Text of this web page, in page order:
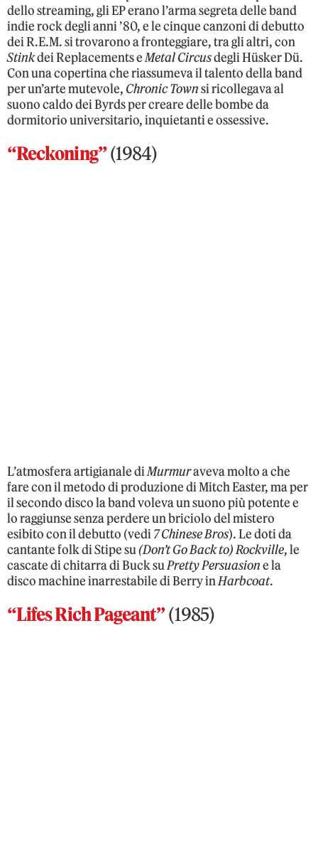
dello streaming, gli EP erano l’arma segreta delle band
indie rock degli anni ’80, e le cinque canzoni di debutto
dei R.E.M. si trovarono a fronteggiare, tra gli altri, con
Stinkdei Replacements eMetal Circusdegli Hüsker Dü.
Con una copertina che riassumeva il talento della band
per un’arte mutevole, Chronic Townsi ricollegava al
suono caldo dei Byrds per creare delle bombe da
dormitorio universitario, inquietanti e ossessive.
“Reckoning”(1984)
L’atmosfera artigianale diMurmuraveva molto a che
fare con il metodo di produzione di Mitch Easter, ma per
il secondo disco la band voleva un suono più potente e
lo raggiunse senza perdere un briciolo del mistero
esibito con il debutto (vedi7 Chinese Bros). Le doti da
cantante folk di Stipe su(Don’t Go Back to) Rockville, le
cascate di chitarra di Buck suPretty Persuasione la
disco machine inarrestabile di Berry inHarbcoat.
“Lifes Rich Pageant”(1985)